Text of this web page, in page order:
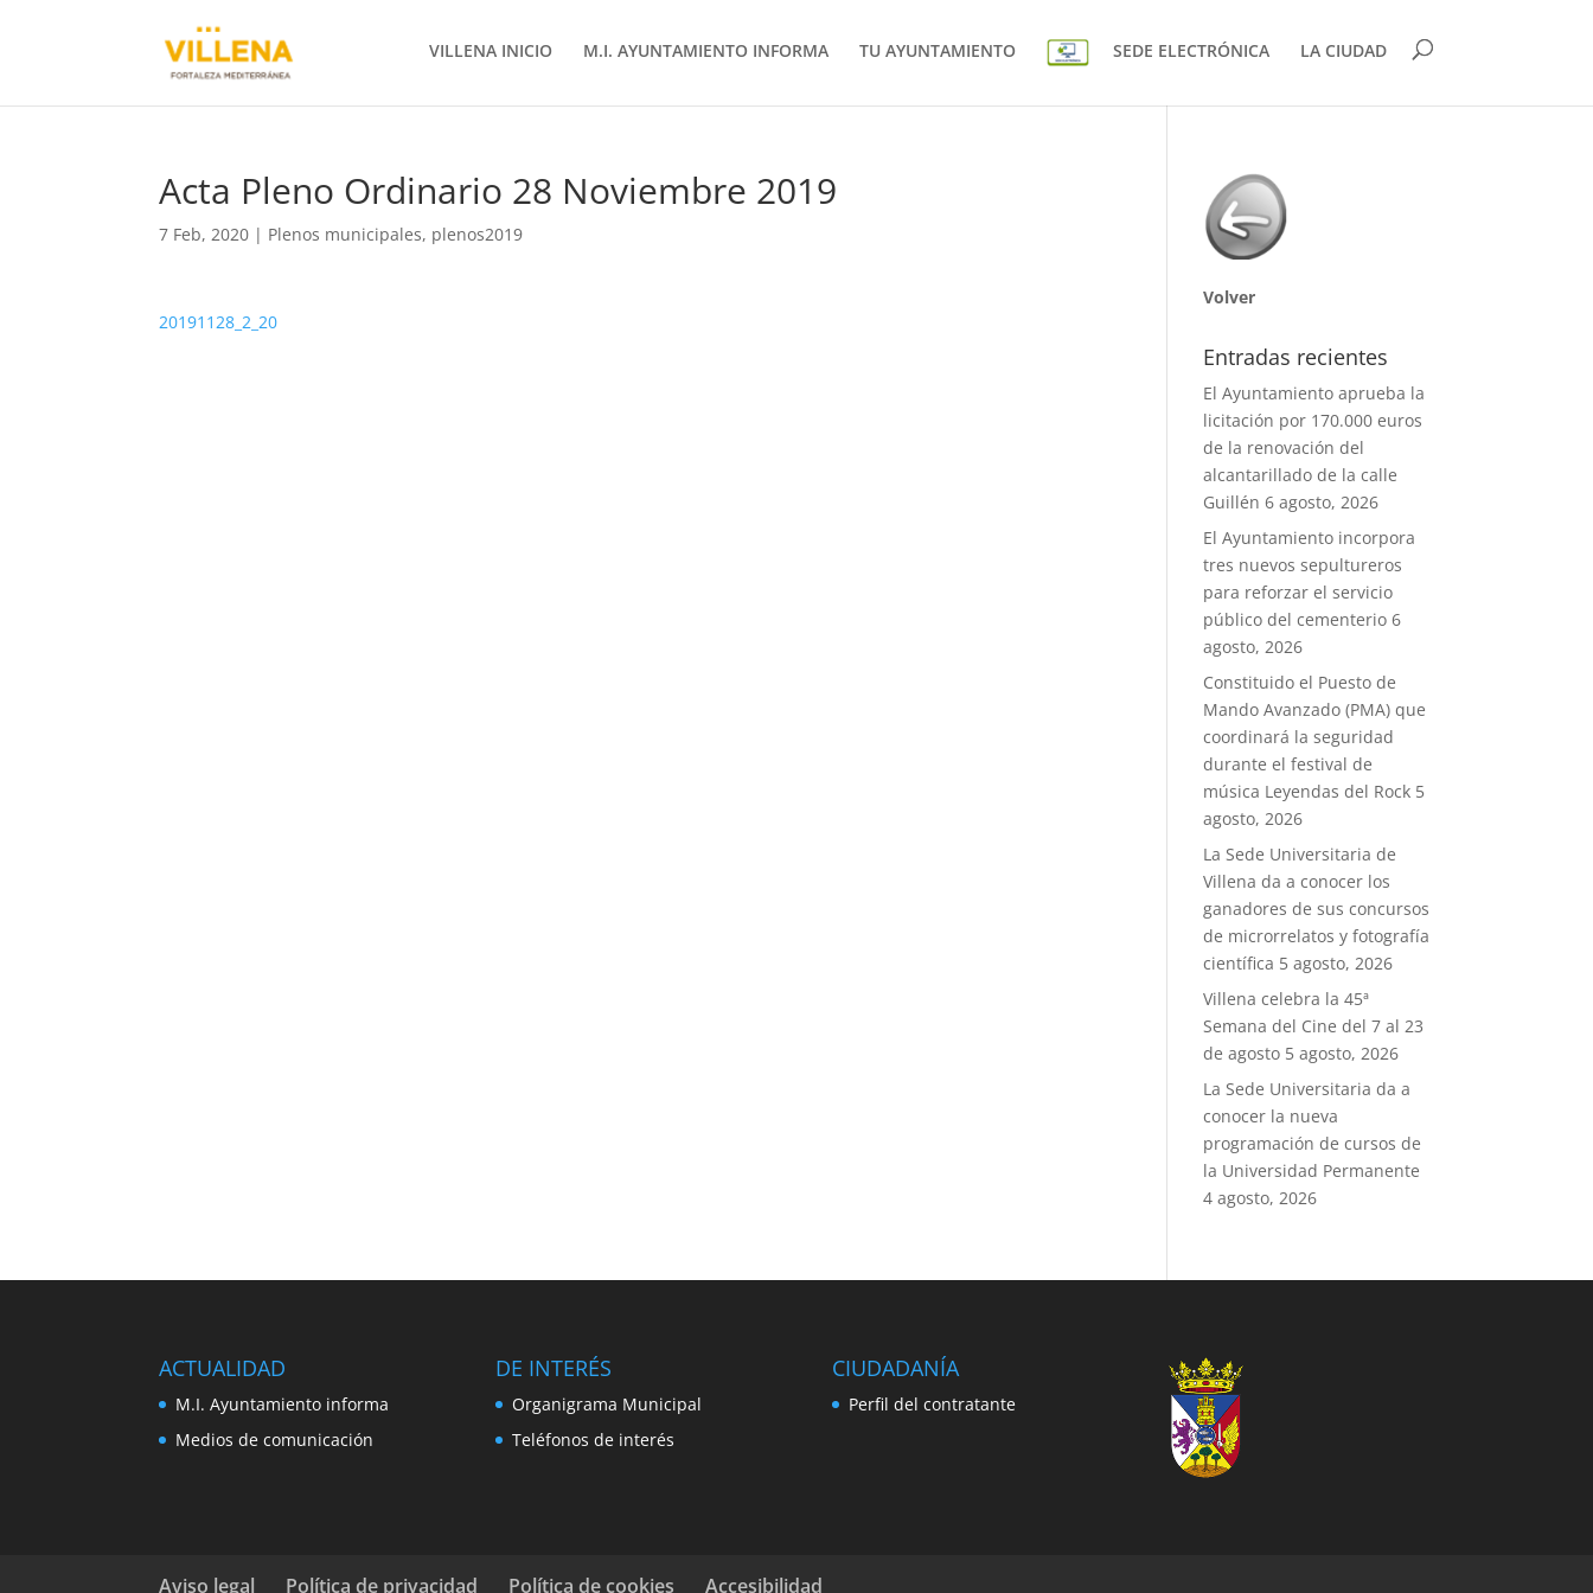
VILLENA INICIO M.I. AYUNTAMIENTO INFORMA TU AYUNTAMIENTO SEDE ELECTRÓNICA LA CIUDAD
Acta Pleno Ordinario 28 Noviembre 2019
7 Feb, 2020 | Plenos municipales, plenos2019
20191128_2_20
Volver
Entradas recientes
El Ayuntamiento aprueba la
licitación por 170.000 euros
de la renovación del
alcantarillado de la calle
Guillén 6 agosto, 2026
El Ayuntamiento incorpora
tres nuevos sepultureros
para reforzar el servicio
público del cementerio 6
agosto, 2026
Constituido el Puesto de
Mando Avanzado (PMA) que
coordinará la seguridad
durante el festival de
música Leyendas del Rock 5
agosto, 2026
La Sede Universitaria de
Villena da a conocer los
ganadores de sus concursos
de microrrelatos y fotografía
científica 5 agosto, 2026
Villena celebra la 45ª
Semana del Cine del 7 al 23
de agosto 5 agosto, 2026
La Sede Universitaria da a
conocer la nueva
programación de cursos de
la Universidad Permanente
4 agosto, 2026
ACTUALIDAD
M.I. Ayuntamiento informa
Medios de comunicación
DE INTERÉS
Organigrama Municipal
Teléfonos de interés
CIUDADANÍA
Perfil del contratante
Aviso legal Política de privacidad Política de cookies Accesibilidad